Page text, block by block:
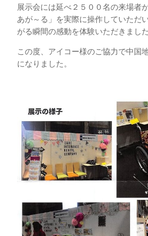
展示会には延べ２５００名の来場者
あが～る」を実際に操作していただ
がる瞬間の感動を体験いただきました
この度、アイコー様のご協力で中国
になりました。